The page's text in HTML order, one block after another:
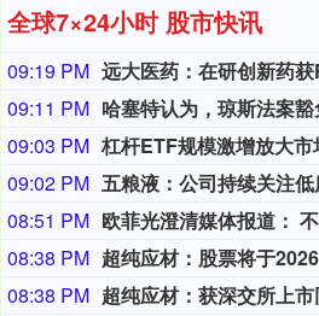
全球7×24小时 股市快讯
09:19 PM 远大医药：在研创新药
09:11 PM 哈塞特认为，琼斯法案豁
09:03 PM
09:02 PM
08:51 PM
08:38 PM 超纯应材：股票将于
08:38 PM 超纯应材：获深交所上